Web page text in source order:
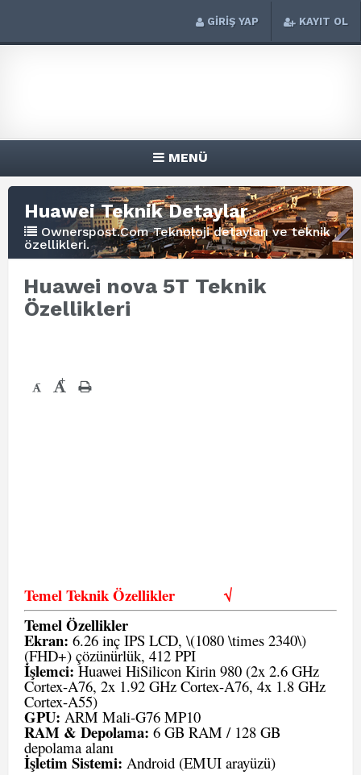
GİRİŞ YAP KAYIT OL
MENÜ
Huawei Teknik Detaylar
Ownerspost.Com Teknoloji detayları ve teknik
özellikleri.
Huawei nova 5T Teknik
Özellikleri
- +
Temel Teknik Özellikler√
Temel Özellikler
Ekran: 6.26 inç IPS LCD, \(1080 \times 2340\)
(FHD+) çözünürlük, 412 PPI
İşlemci: Huawei HiSilicon Kirin 980 (2x 2.6 GHz
Cortex-A76, 2x 1.92 GHz Cortex-A76, 4x 1.8 GHz
Cortex-A55)
GPU: ARM Mali-G76 MP10
RAM & Depolama: 6 GB RAM / 128 GB
depolama alanı
İşletim Sistemi: Android (EMUI arayüzü)